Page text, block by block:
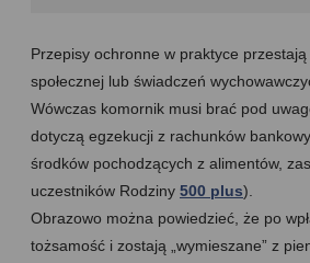
Przepisy ochronne w praktyce
społecznej lub świadczeń
Wówczas komornik musi brać pod
dotyczą egzekucji z rachunków
środków pochodzących z alimentów,
uczestników Rodziny 500 plus).
Obrazowo można powiedzieć, że po
tożsamość i zostają „wymieszane” z